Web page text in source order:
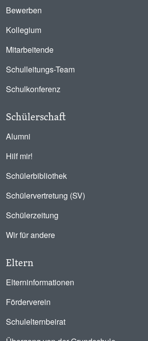
Bewerben
Kollegium
Mitarbeitende
Schulleitungs-Team
Schulkonferenz
Schülerschaft
Alumni
Hilf mir!
Schülerbibliothek
Schülervertretung (SV)
Schülerzeitung
Wir für andere
Eltern
Elterninformationen
Förderverein
Schulelternbeirat